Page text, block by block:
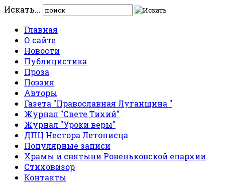
Искать...
Главная
О сайте
Новости
Публицистика
Проза
Поэзия
Авторы
Газета "Православная Луганщина "
Журнал "Свете Тихий"
Журнал "Уроки веры"
ДПЦ Нестора Летописца
Популярные записи
Храмы и святыни Ровеньковской епархии
Стиховизор
Контакты